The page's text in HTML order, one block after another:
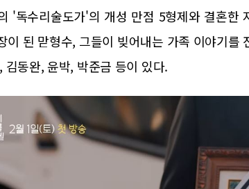
'독수리술도가'의 개성 만점 5형제와 결혼한
이 된 맏형수, 그들이 빚어내는 가족 이야기를
김동완, 윤박, 박준금 등이 있다.